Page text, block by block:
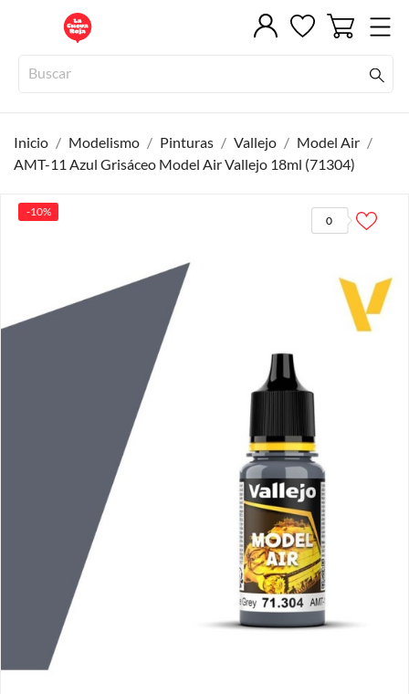
Inicio Modelismo Pinturas Vallejo
Model Air
AMT-11 Azul Grisáceo Model Air Vallejo 18ml (71304)
0
-10%